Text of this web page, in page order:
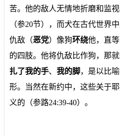
苦。他的敌人无情地折磨和监
（参20节），而犬在古代世界
仇敌（恶党）像狗环绕他，直
的四肢。他将仇敌比作狗，那
扎了我的手、 我的脚，是以比
形。当然在新约中，这些关于
义的（参路24:39-40）。